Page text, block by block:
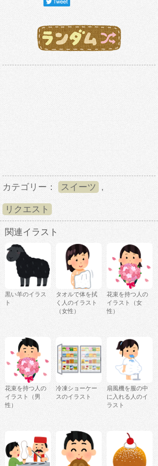
カテゴリー： スイーツ ,
リクエスト
関連イラスト
黒い羊のイラス
ト
タオルで体を拭
く人のイラスト
（女性）
花束を持つ人の
イラスト（女
性）
花束を持つ人の
イラスト（男
性）
冷凍ショーケー
スのイラスト
扇風機を服の中
に入れる人のイ
ラスト